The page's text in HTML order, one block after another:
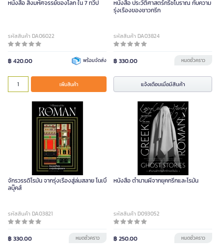
หนังสือ สิ่งมหัศจรรย์ของโลก ใน 7 ทวีป
รหัสสินค้า DA06022
฿ 420.00 พร้อมจัดส่ง
เพิ่มสินค้า
หนังสือ ประวัติศาสตร์กรีซโบราณ กับความ
รุ่งเรืองของชาวกรีก
รหัสสินค้า DA03824
฿ 330.00 หมดชั่วคราว
แจ้งเตือนเมื่อมีสินค้า
จักรวรรดิโรมัน จากรุ่งเรืองสู่ล่มสลาย โนเบิ้
ลบุ๊คส์
รหัสสินค้า DA03821
฿ 330.00 หมดชั่วคราว
หนังสือ ตำนานผีจากยุคกรีกและโรมัน
รหัสสินค้า D093052
฿ 250.00 หมดชั่วคราว